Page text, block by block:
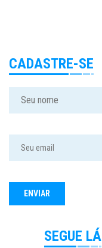
CADASTRE-SE
SEGUE LÁ